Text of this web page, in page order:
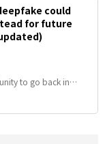
could
for future
to go back in